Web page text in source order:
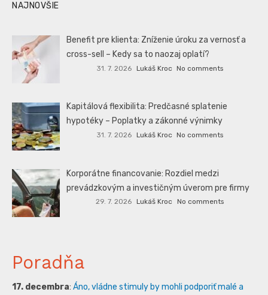
NAJNOVŠIE
Benefit pre klienta: Zníženie úroku za vernosť a
cross-sell – Kedy sa to naozaj oplatí?
31. 7. 2026 Lukáš Kroc No comments
Kapitálová flexibilita: Predčasné splatenie
hypotéky – Poplatky a zákonné výnimky
31. 7. 2026 Lukáš Kroc No comments
Korporátne financovanie: Rozdiel medzi
prevádzkovým a investičným úverom pre firmy
29. 7. 2026 Lukáš Kroc No comments
Poradňa
17. decembra: Áno, vládne stimuly by mohli podporiť malé a